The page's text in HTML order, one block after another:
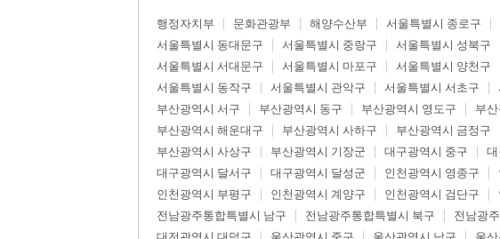
행정자치부 문화관광부 해양수산부 서울특별시 종로구
서울특별시 동대문구
서울특별시 중랑구 서울특별시 성북구
서울특별시 서대문구
서울특별시 마포구 서울특별시 양천구
서울특별시 동작구
서울특별시 관악구 서울특별시 서초구
부산광역시 서구
부산광역시 동구 부산광역시 영도구 부
부산광역시 해운대구
부산광역시 사하구 부산광역시 금정구
부산광역시 사상구
부산광역시 기장군 대구광역시 중구
대구광역시 달서구
대구광역시 달성군 인천광역시 영종구
인천광역시 부평구
인천광역시 계양구 인천광역시 검단구
전남광주통합특별시 남구
전남광주통합특별시 북구 전남광